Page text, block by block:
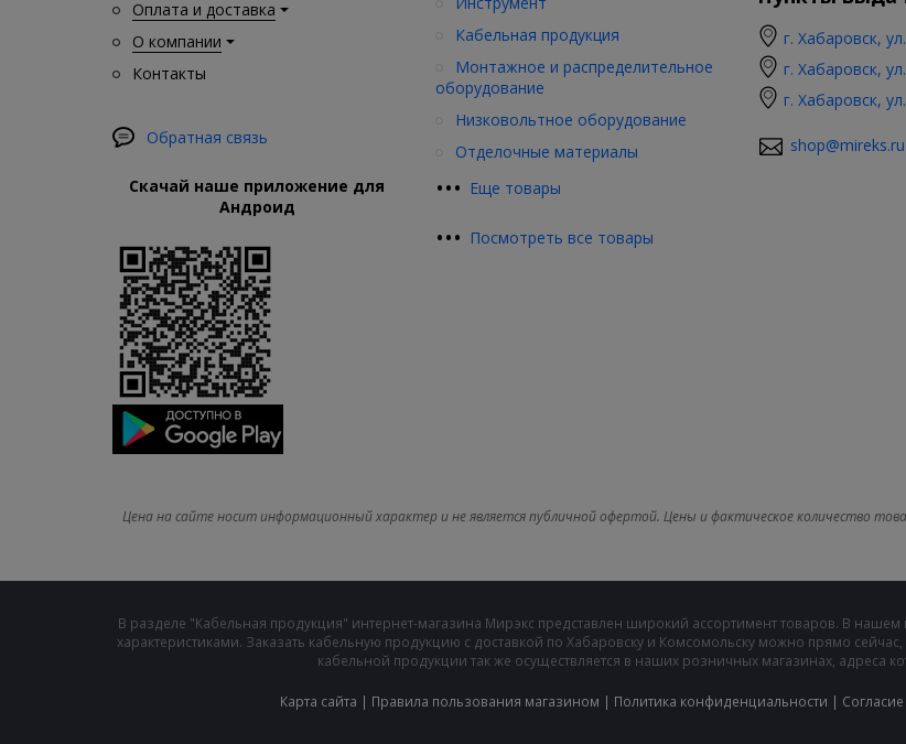
Оплата и доставка
О компании
Контакты
Обратная связь
Скачай наше приложение для
Андроид
••• Еще товары
Кабельная продукция
Монтажное и распределительное
оборудование
Низковольтное оборудование
Отделочные материалы
••• Посмотреть все товары
г. Хабаровск,
г. Хабаровск,
г. Хабаровск,
shop@mireks.ru
Цена на сайте носит информационный характер и не является публичной офертой. Цены и фактическое количество
В разделе "Кабельная продукция" интернет-магазина Мирэкс представлен широкий ассортимент товаров. В
характеристиками. Заказать кабельную продукцию с доставкой по Хабаровску и Комсомольску можно прямо
кабельной продукции так же осуществляется в наших розничных магазинах, адреса
Карта сайта | Правила пользования магазином | Политика конфиденциальности |